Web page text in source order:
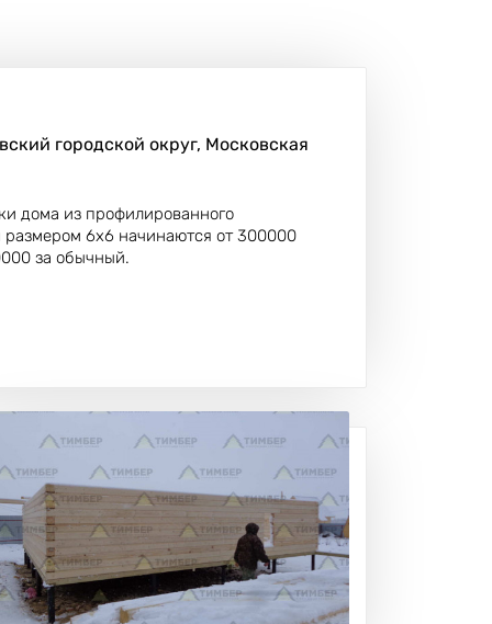
городской округ, Московская
дома из профилированного
6х6 начинаются от 300000
за обычный.